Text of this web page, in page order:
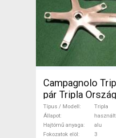
Campagnolo
pár Tripla
Triatlon
Hajtásrendszer
ELADÓ
Típus / Modell
Tripla
Állapot
használt
Hajtómű anyaga
alu
Fokozatok elöl
3